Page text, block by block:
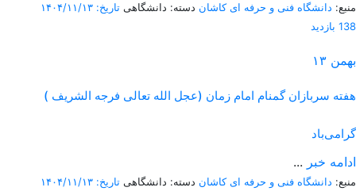
منبع: دانشگاه فنی و حرفه ای کاشان دسته: دانشگاهی تاریخ: ۱۴۰۴/۱۱/۱۳
138 بازدید
۱۳ بهمن
هفته سربازان گمنام امام زمان (عجل الله تعالی فرجه الشریف )
گرامی‌باد
... ادامه خبر
منبع: دانشگاه فنی و حرفه ای کاشان دسته: دانشگاهی تاریخ: ۱۴۰۴/۱۱/۱۳